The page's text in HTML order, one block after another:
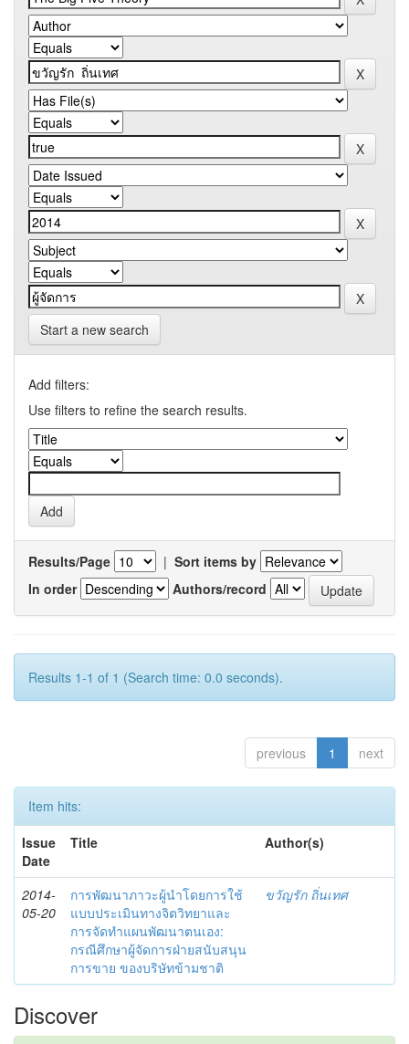
Start a new search
Add filters:
Use filters to refine the search results.
Results/Page | Sort items by
In order
Authors/record
Results 1-1 of 1 (Search time: 0.0 seconds).
previous 1 next
Item hits:
Issue
Date
Title Author(s)
2014-
05-20
การพัฒนาภาวะผู้นำโดยการใช้
แบบประเมินทางจิตวิทยาและ
การจัดทำแผนพัฒนาตนเอง:
กรณีศึกษาผู้จัดการฝ่ายสนับสนุน
การขาย ของบริษัทข้ามชาติ
ขวัญรัก ถิ่นเทศ
Discover